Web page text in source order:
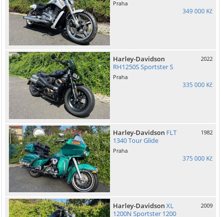
Praha
349 000 Kč
Harley-Davidson
RH1250S Sportster S
2022
Praha
335 000 Kč
Harley-Davidson FLT
1340 Tour Glide
1982
Praha
375 000 Kč
Harley-DavidsonXL
1200N Sportster 1200
2009